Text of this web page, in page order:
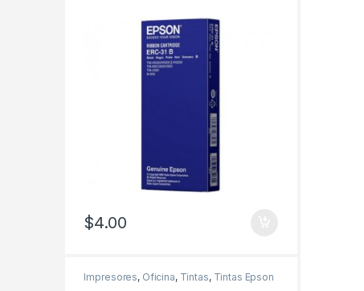
$4.00
Impresores, Oficina, Tintas, Tintas Epson